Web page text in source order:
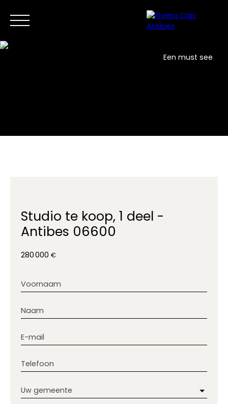
Een must see
Studio te koop, 1 deel -
Antibes 06600
280 000 €
Voornaam
Naam
E-mail
Telefoon
Uw gemeente